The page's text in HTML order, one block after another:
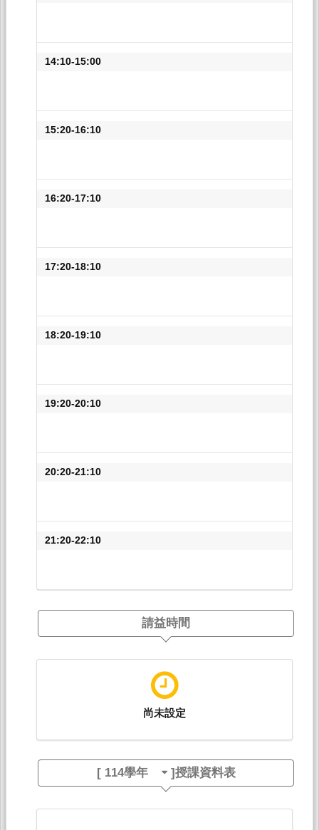
14:10-15:00
15:20-16:10
16:20-17:10
17:20-18:10
18:20-19:10
19:20-20:10
20:20-21:10
21:20-22:10
請益時間
尚未設定
[ 114學年 ]授課資料表